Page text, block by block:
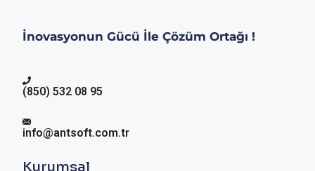
İnovasyonun Gücü İle Çözüm Ortağı !
(850) 532 08 95
info@antsoft.com.tr
Kurumsal